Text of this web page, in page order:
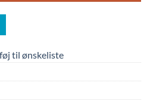
til ønskeliste